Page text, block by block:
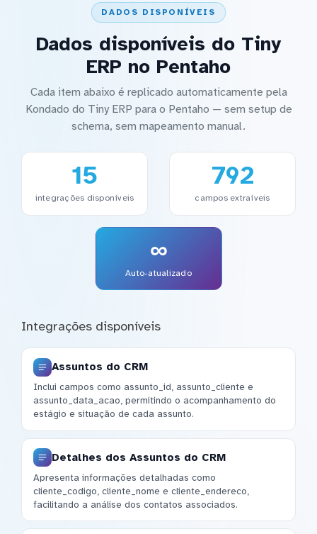
DADOS DISPONÍVEIS
Dados disponíveis do Tiny
ERP no Pentaho
Cada item abaixo é replicado automaticamente pela
Kondado do Tiny ERP para o Pentaho — sem setup de
schema, sem mapeamento manual.
15
integrações disponíveis
792
campos extraíveis
∞
Auto-atualizado
Integrações disponíveis
Assuntos do CRM
Inclui campos como assunto_id, assunto_cliente e
assunto_data_acao, permitindo o acompanhamento do
estágio e situação de cada assunto.
Detalhes dos Assuntos do CRM
Apresenta informações detalhadas como
cliente_codigo, cliente_nome e cliente_endereco,
facilitando a análise dos contatos associados.